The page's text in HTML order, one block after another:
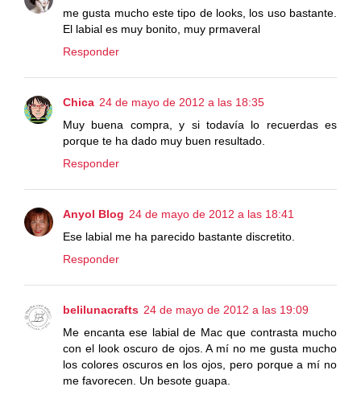
me gusta mucho este tipo de looks, los uso bastante.
El labial es muy bonito, muy prmaveral
Responder
Chica 24 de mayo de 2012 a las 18:35
Muy buena compra, y si todavía lo recuerdas es
porque te ha dado muy buen resultado.
Responder
Anyol Blog 24 de mayo de 2012 a las 18:41
Ese labial me ha parecido bastante discretito.
Responder
belilunacrafts 24 de mayo de 2012 a las 19:09
Me encanta ese labial de Mac que contrasta mucho
con el look oscuro de ojos. A mí no me gusta mucho
los colores oscuros en los ojos, pero porque a mí no
me favorecen. Un besote guapa.